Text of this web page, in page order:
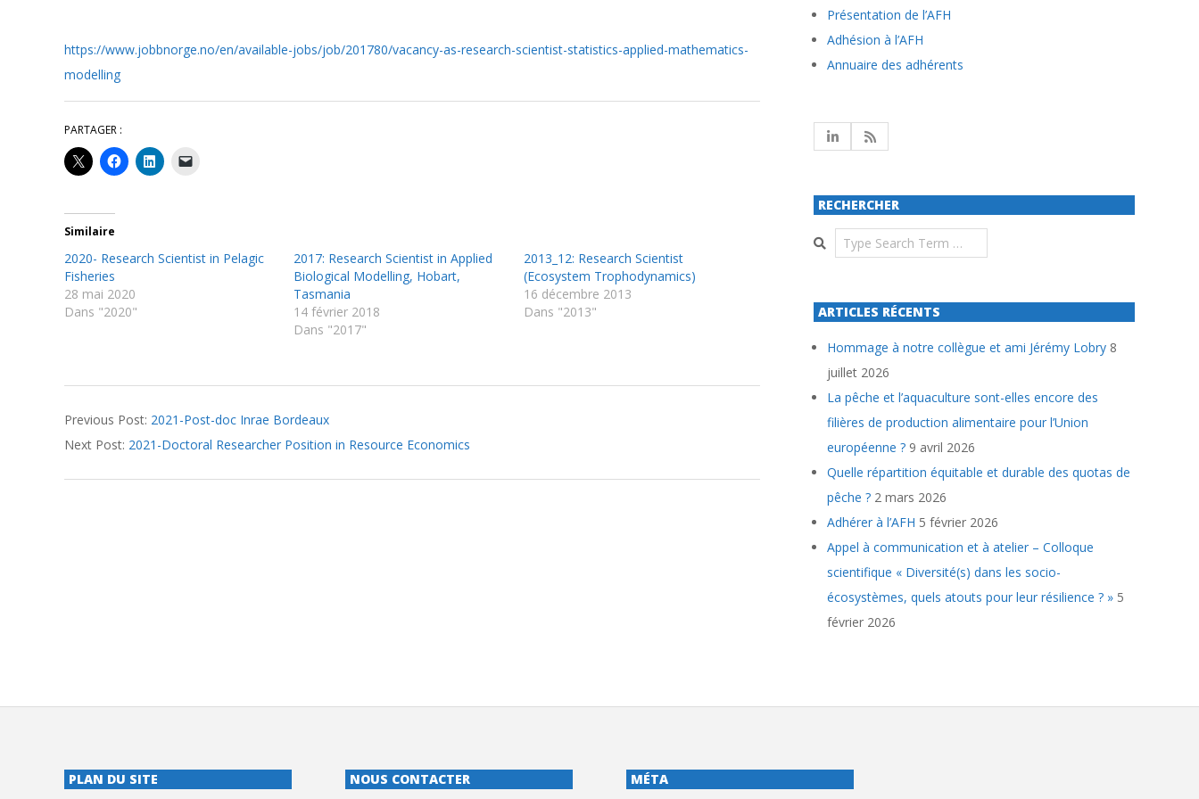
https://www.jobbnorge.no/en/available-jobs/job/201780/vacancy-as-research-scientist-statistics-applied-mathematics-
modelling
PARTAGER :
Similaire
2020- Research Scientist in Pelagic
Fisheries
28 mai 2020
Dans "2020"
2017: Research Scientist in Applied
Biological Modelling, Hobart,
Tasmania
14 février 2018
Dans "2017"
2013_12: Research Scientist
(Ecosystem Trophodynamics)
16 décembre 2013
Dans "2013"
06-
16
Previous Post: 2021-Post-doc Inrae Bordeaux
Next Post: 2021-Doctoral Researcher Position in Resource Economics
Présentation de l’AFH
Adhésion à l’AFH
Annuaire des adhérents
RECHERCHER
Search
ARTICLES RÉCENTS
Hommage à notre collègue et ami Jérémy Lobry 8
juillet 2026
La pêche et l’aquaculture sont-elles encore des
filières de production alimentaire pour l’Union
européenne ? 9 avril 2026
Quelle répartition équitable et durable des quotas de
pêche ? 2 mars 2026
Adhérer à l’AFH 5 février 2026
Appel à communication et à atelier – Colloque
scientifique « Diversité(s) dans les socio-
écosystèmes, quels atouts pour leur résilience ? » 5
février 2026
PLAN DU SITE NOUS CONTACTER MÉTA